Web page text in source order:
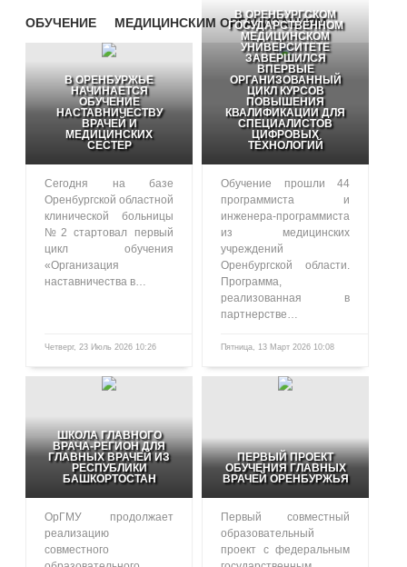
ОБУЧЕНИЕ МЕДИЦИНСКИМ ОРГАНИЗАЦИЯМ
В ОРЕНБУРЖЬЕ
НАЧИНАЕТСЯ
ОБУЧЕНИЕ
НАСТАВНИЧЕСТВУ
ВРАЧЕЙ И
МЕДИЦИНСКИХ
СЕСТЕР
Сегодня на базе
Оренбургской областной
клинической больницы
№2 стартовал первый
цикл обучения
«Организация
наставничества в…
Четверг, 23 Июль 2026 10:26
В ОРЕНБУРГСКОМ
ГОСУДАРСТВЕННОМ
МЕДИЦИНСКОМ
УНИВЕРСИТЕТЕ
ЗАВЕРШИЛСЯ
ВПЕРВЫЕ
ОРГАНИЗОВАННЫЙ
ЦИКЛ КУРСОВ
ПОВЫШЕНИЯ
КВАЛИФИКАЦИИ ДЛЯ
СПЕЦИАЛИСТОВ
ЦИФРОВЫХ
ТЕХНОЛОГИЙ
Обучение прошли 44
программиста и
инженера-программиста
из медицинских
учреждений
Оренбургской области.
Программа,
реализованная в
партнерстве…
Пятница, 13 Март 2026 10:08
ШКОЛА ГЛАВНОГО
ВРАЧА-РЕГИОН ДЛЯ
ГЛАВНЫХ ВРАЧЕЙ ИЗ
РЕСПУБЛИКИ
БАШКОРТОСТАН
ОрГМУ продолжает
реализацию
совместного
ПЕРВЫЙ ПРОЕКТ
ОБУЧЕНИЯ ГЛАВНЫХ
ВРАЧЕЙ ОРЕНБУРЖЬЯ
Первый совместный
образовательный
проект с федеральным